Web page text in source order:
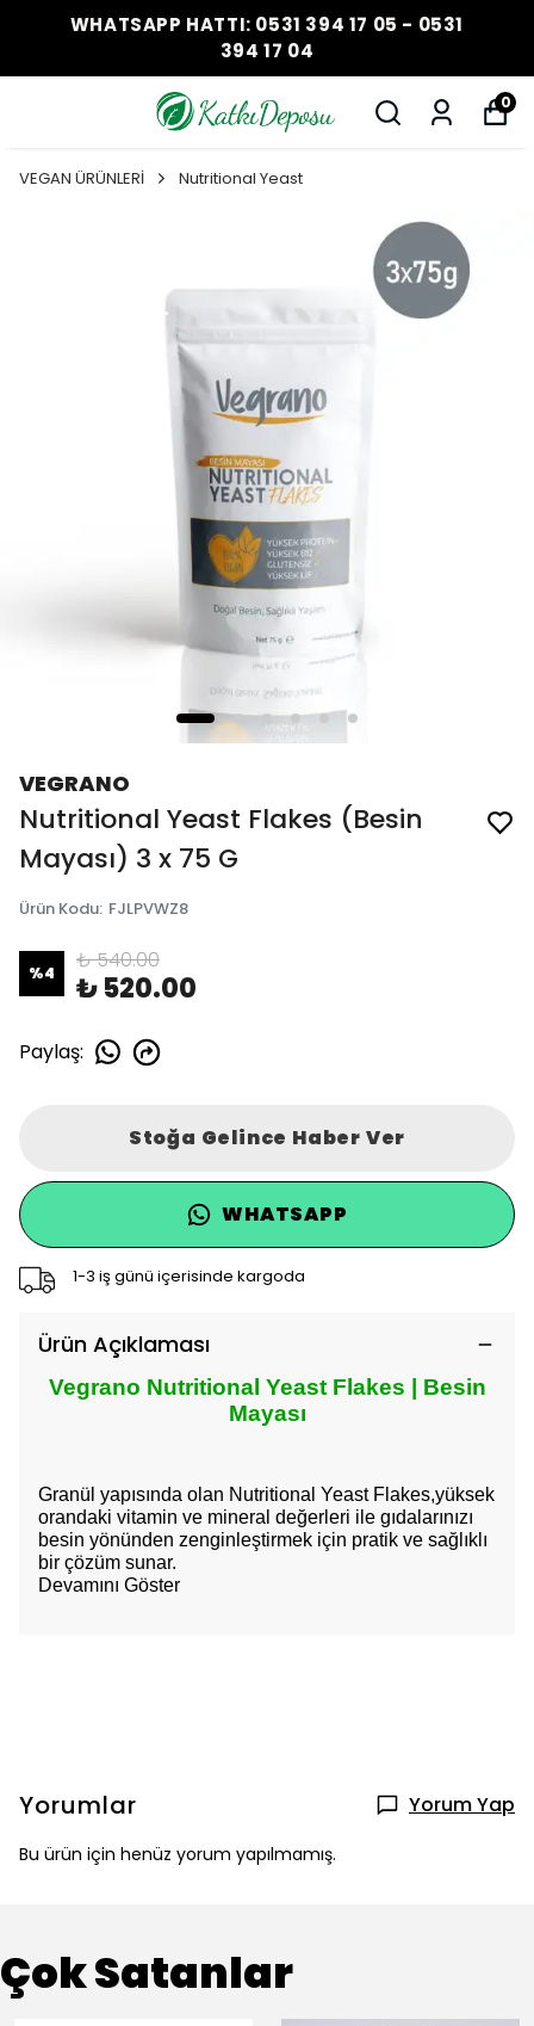
WHATSAPP HATTI: 0531 394 17 05 - 0531
394 17 04
0
VEGAN ÜRÜNLERİ Nutritional Yeast
VEGRANO
Nutritional Yeast Flakes (Besin
Mayası) 3 x 75 G
Ürün Kodu: FJLPVWZ8
%4 ₺ 540.00
₺ 520.00
Paylaş:
Stoğa Gelince Haber Ver
WHATSAPP
1-3 iş günü içerisinde kargoda
Ürün Açıklaması
Vegrano Nutritional Yeast Flakes | Besin
Mayası
Granül yapısında olan Nutritional Yeast Flakes,yüksek
orandaki vitamin ve mineral değerleri ile gıdalarınızı
besin yönünden zenginleştirmek için pratik ve sağlıklı
bir çözüm sunar.
Devamını Göster
Yorumlar Yorum Yap
Bu ürün için henüz yorum yapılmamış.
Çok Satanlar